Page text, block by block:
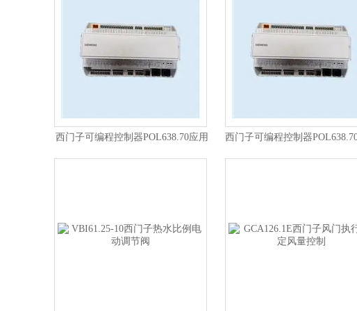
西门子可编程控制器POL638.70应用
西门子可编程控制器
选型